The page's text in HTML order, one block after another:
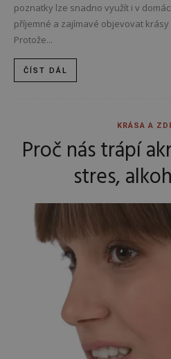
poznatky lze snadno využít i v
příjemné a zajímavé objevovat
Protože...
ČÍST DÁL
KRÁSA A
Proč nás trápí
stres,